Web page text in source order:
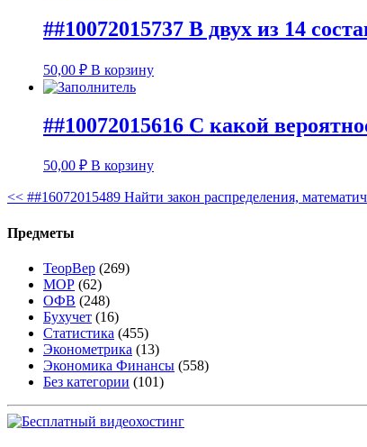
##10072015737 В двух из 14
50,00 ₽ В корзину
##10072015616 С какой
50,00 ₽ В корзину
<< ##16072015489 Найти закон распределения,
Предметы
ТеорВер (269)
МОР (62)
ОФВ (248)
Бухучет (16)
Статистика (455)
Эконометрика (13)
Экономика Финансы (558)
Без категории (101)